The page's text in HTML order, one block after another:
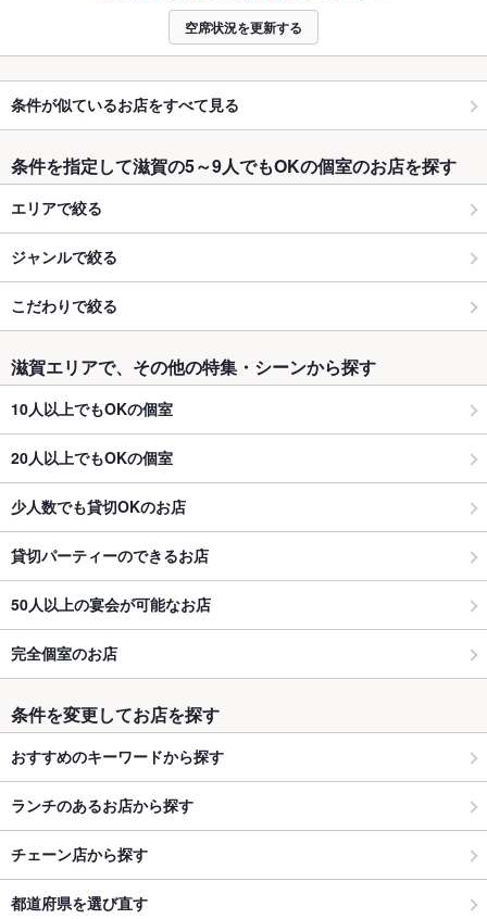
空席状況を更新する
条件が似ているお店をすべて見る
条件を指定して滋賀の5～9人でもOKの個室のお店を探す
エリアで絞る
ジャンルで絞る
こだわりで絞る
滋賀エリアで、その他の特集・シーンから探す
10人以上でもOKの個室
20人以上でもOKの個室
少人数でも貸切OKのお店
貸切パーティーのできるお店
50人以上の宴会が可能なお店
完全個室のお店
条件を変更してお店を探す
おすすめのキーワードから探す
ランチのあるお店から探す
チェーン店から探す
都道府県を選び直す